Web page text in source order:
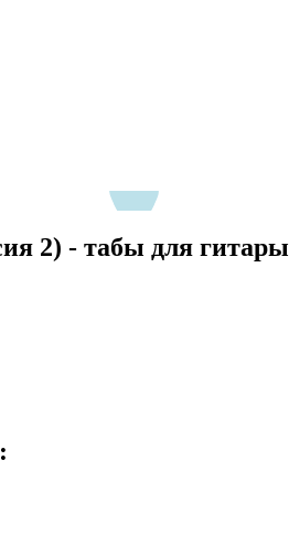
2) - табы для гитары